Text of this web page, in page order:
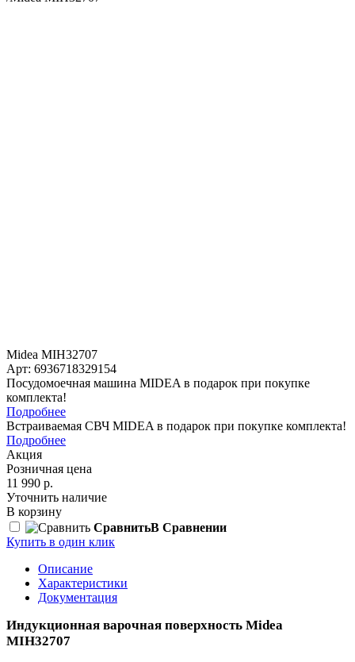
Midea MIH32707
Арт: 6936718329154
Посудомоечная машина MIDEA в подарок при покупке
комплекта!
Подробнее
Встраиваемая СВЧ MIDEA в подарок при покупке комплекта!
Подробнее
Акция
Розничная цена
11 990 р.
Уточнить наличие
В корзину
СравнитьВ Сравнении
Купить в один клик
Описание
Характеристики
Документация
Индукционная варочная поверхность Midea
MIH32707